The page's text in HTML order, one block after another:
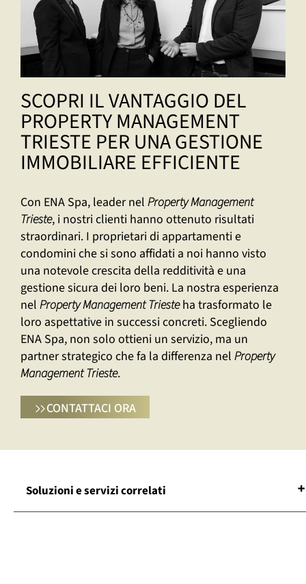
SCOPRI IL VANTAGGIO DEL
PROPERTY MANAGEMENT
TRIESTE PER UNA GESTIONE
IMMOBILIARE EFFICIENTE
Con ENA Spa, leader nel Property Management
Trieste, i nostri clienti hanno ottenuto risultati
straordinari. I proprietari di appartamenti e
condomini che si sono affidati a noi hanno visto
una notevole crescita della redditività e una
gestione sicura dei loro beni. La nostra esperienza
nel Property Management Triesteha trasformato le
loro aspettative in successi concreti. Scegliendo
ENA Spa, non solo ottieni un servizio, ma un
partner strategico che fa la differenza nel Property
Management Trieste.
CONTATTACI ORA
Soluzioni e servizi correlati